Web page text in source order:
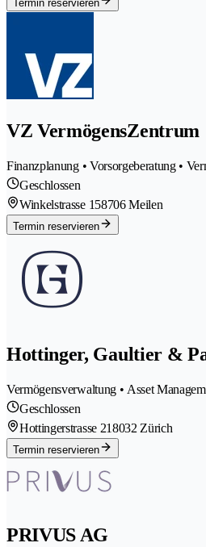
Termin reservieren
VZ VermögensZentrum
Finanzplanung • Vorsorgeberatung •
Geschlossen
Winkelstrasse 158706 Meilen
Termin reservieren
Hottinger, Gaultier &
Vermögensverwaltung • Asset
Geschlossen
Hottingerstrasse 218032 Zürich
Termin reservieren
PRIVUS AG